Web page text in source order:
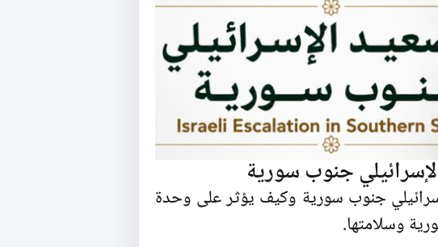
جنوب سورية
جنوب سورية وكيف يؤثر على وحدة
وسلامتها.